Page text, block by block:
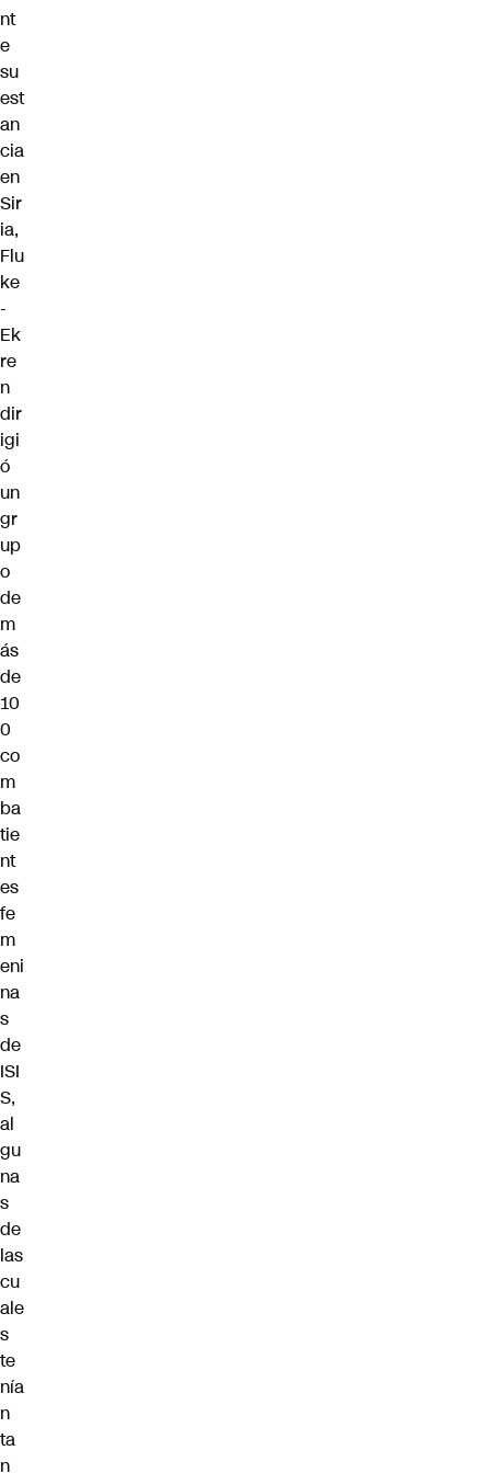
nt
e
su
est
an
cia
en
Sir
ia,
Flu
ke
-
Ek
re
n
dir
igi
ó
un
gr
up
o
de
m
ás
de
10
0
co
m
ba
tie
nt
es
fe
m
eni
na
s
de
ISI
S,
al
gu
na
s
de
las
cu
ale
s
te
nía
n
ta
n